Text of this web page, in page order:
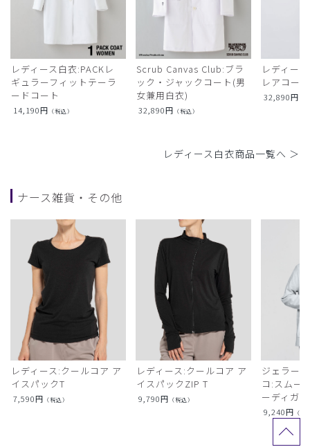
レディース白衣:PACKレ
ギュラーフィットテーラ
ードコート
14,190円 （税込）
Scrub Canvas Club:ブラ
ック・ジャックコート(男
女兼用白衣)
32,890円 （税込）
レディー
レアコート
32,890円
レディース白衣商品一覧へ ＞
ナース雑貨・その他
レディース:クールコア ア
イスパックT
7,590円 （税込）
レディース:クールコア ア
イスパックZIP T
9,790円 （税込）
ジェラー
コ:スムー
ーディガン
9,240円 （税